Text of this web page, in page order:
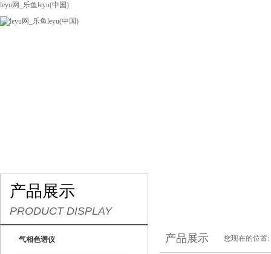
leyu网_乐鱼leyu(中国)
产品展示
PRODUCT DISPLAY
气相色谱仪 产品展示 您现在的位置: